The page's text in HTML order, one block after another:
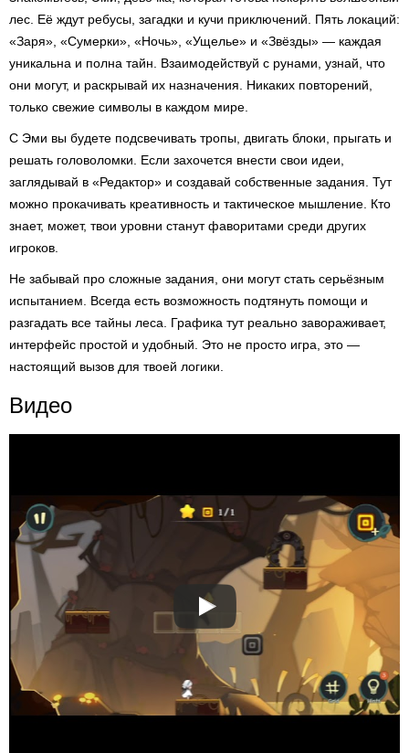
лес. Её ждут ребусы, загадки и кучи приключений. Пять локаций:
«Заря», «Сумерки», «Ночь», «Ущелье» и «Звёзды» — каждая
уникальна и полна тайн. Взаимодействуй с рунами, узнай, что
они могут, и раскрывай их назначения. Никаких повторений,
только свежие символы в каждом мире.
С Эми вы будете подсвечивать тропы, двигать блоки, прыгать и
решать головоломки. Если захочется внести свои идеи,
заглядывай в «Редактор» и создавай собственные задания. Тут
можно прокачивать креативность и тактическое мышление. Кто
знает, может, твои уровни станут фаворитами среди других
игроков.
Не забывай про сложные задания, они могут стать серьёзным
испытанием. Всегда есть возможность подтянуть помощи и
разгадать все тайны леса. Графика тут реально завораживает,
интерфейс простой и удобный. Это не просто игра, это —
настоящий вызов для твоей логики.
Видео